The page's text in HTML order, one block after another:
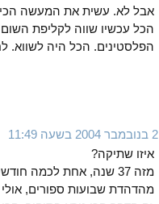
אבל לא. עשית את המעשה הכי
הכל עכשיו שווה לקליפת
הפלסטינים. הכל היה לשווא.
2 בנובמבר 2004 בשעה 11:49
איזו שתיקה?
מזה 37 שנה, אחת לכמה
מהדהדת שבועות ספורים, אולי